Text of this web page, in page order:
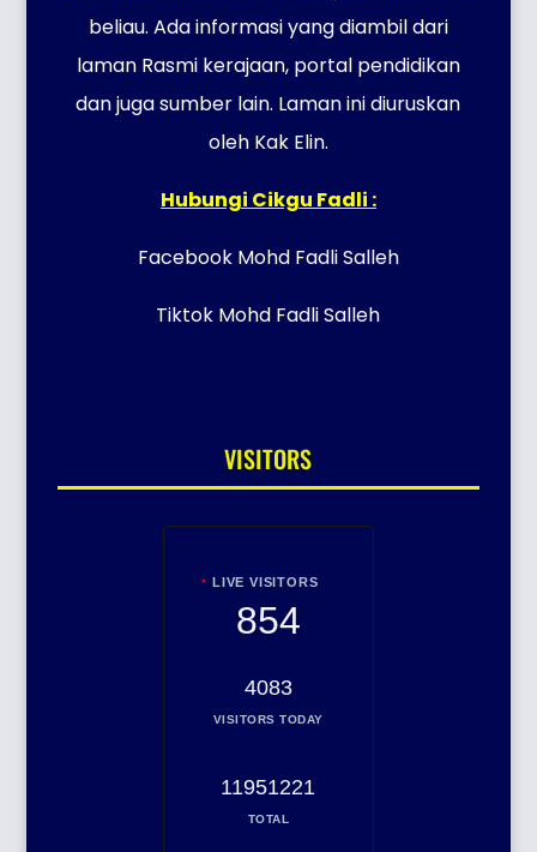
beliau. Ada informasi yang diambil dari
laman Rasmi kerajaan, portal pendidikan
dan juga sumber lain. Laman ini diuruskan
oleh Kak Elin.
Hubungi Cikgu Fadli :
Facebook Mohd Fadli Salleh
Tiktok Mohd Fadli Salleh
VISITORS
LIVE VISITORS
854
4083
VISITORS TODAY
11951221
TOTAL